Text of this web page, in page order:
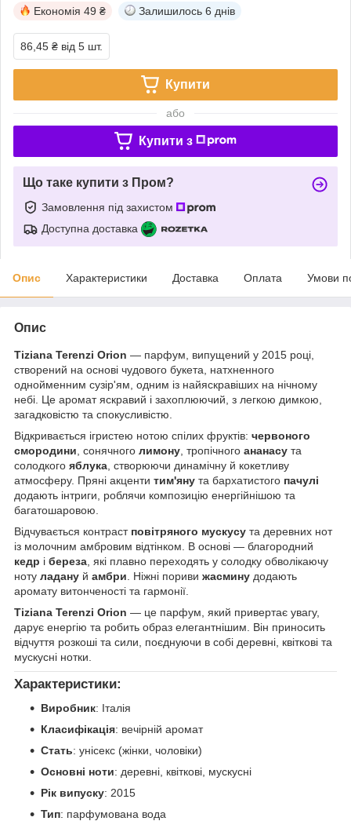
Економія 49 ₴ Залишилось 6 днів
86,45 ₴ від 5 шт.
Купити
або
Купити з
Що таке купити з Пром?
Замовлення під захистом
Доступна доставка
Опис Характеристики Доставка Оплата Умови
Опис
Tiziana Terenzi Orion — парфум, випущений у 2015 році,
створений на основі чудового букета, натхненного
однойменним сузір'ям, одним із найяскравіших на нічному
небі. Це аромат яскравий і захоплюючий, з легкою димкою,
загадковістю та спокусливістю.
Відкривається ігристею нотою спілих фруктів: червоного
смородини , сонячного лимону , тропічного ананасу та
солодкого яблука , створюючи динамічну й кокетливу
атмосферу. Пряні акценти тим'яну та бархатистого пачулі
додають інтриги, роблячи композицію енергійнішою та
багатошаровою.
Відчувається контраст повітряного мускусу та деревних нот
із молочним амбровим відтінком. В основі — благородний
кедр і береза , які плавно переходять у солодку обволікаючу
ноту ладану й амбри . Ніжні пориви жасмину додають
аромату витонченості та гармонії.
Tiziana Terenzi Orion — це парфум, який привертає увагу,
дарує енергію та робить образ елегантнішим. Він приносить
відчуття розкоші та сили, поєднуючи в собі деревні, квіткові та
мускусні нотки.
Характеристики:
Виробник: Італія
Класифікація: вечірній аромат
Стать: унісекс (жінки, чоловіки)
Основні ноти: деревні, квіткові, мускусні
Рік випуску: 2015
Тип: парфумована вода